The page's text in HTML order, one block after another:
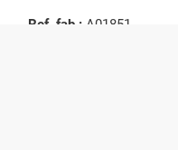
Ref. fab.: A01851